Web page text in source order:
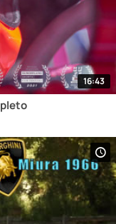
16:43